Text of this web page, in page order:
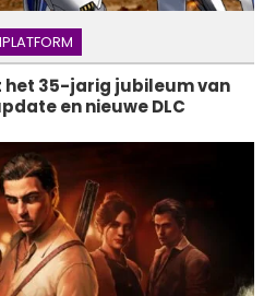
het 35-jarig jubileum van
en nieuwe DLC